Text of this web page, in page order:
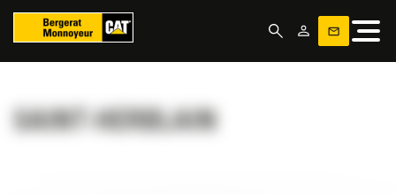
SAINT-HERBLAIN
Panneau de gestion des cookies